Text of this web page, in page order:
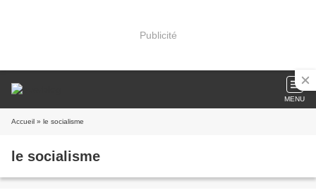
Publicité
MENU
Accueil » le socialisme
le socialisme